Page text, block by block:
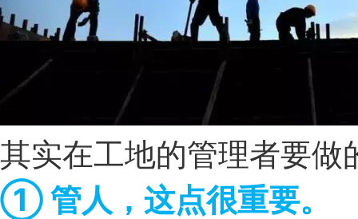
其实在工地的管理者要做
① 管人，这点很重要。